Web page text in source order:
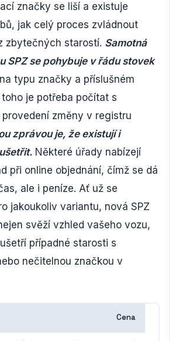
značky se liší a existuje
jak celý proces zvládnout
zbytečných starostí. Samotná
SPZ se pohybuje v řádu stovek
typu značky a příslušném
toho je potřeba počítat s
změny v registru
zprávou je, že existují i
Některé úřady nabízejí
při online objednání, čímž se dá
ale i peníze. Ať už se
jakoukoliv variantu, nová SPZ
svěží vzhled vašeho vozu,
případné starosti s
nečitelnou značkou v
Cena